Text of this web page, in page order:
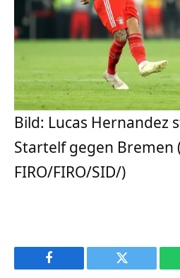
Bild: Lucas Hernandez
Startelf gegen Bremen
FIRO/FIRO/SID/)
Facebook Twitter